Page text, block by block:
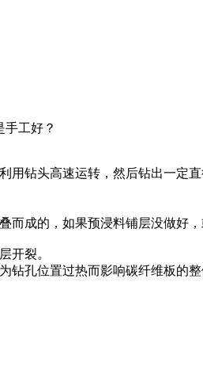
工好？
用钻头高速运转，然后钻出一
成的，如果预浸料铺层没做好
开裂。
钻孔位置过热而影响碳纤维板的整